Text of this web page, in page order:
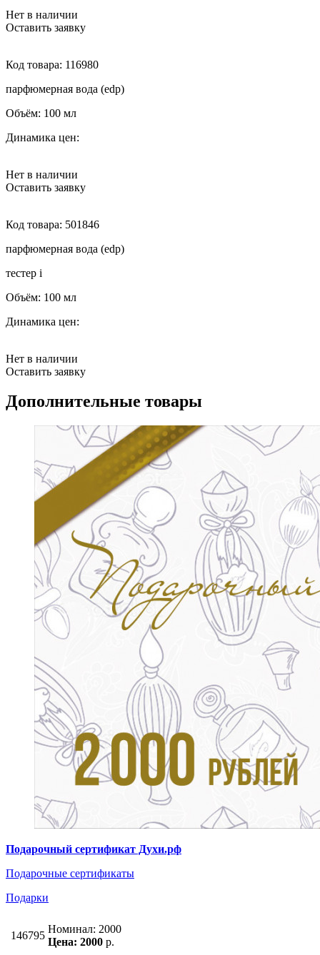
Нет в наличии
Оставить заявку
Код товара: 116980
парфюмерная вода (edp)
Объём: 100 мл
Динамика цен:
Нет в наличии
Оставить заявку
Код товара: 501846
парфюмерная вода (edp)
тестер i
Объём: 100 мл
Динамика цен:
Нет в наличии
Оставить заявку
Дополнительные товары
Подарочный сертификат Духи.рф
Подарочные сертификаты
Подарки
146795
Номинал: 2000
Цена: 2000 р.